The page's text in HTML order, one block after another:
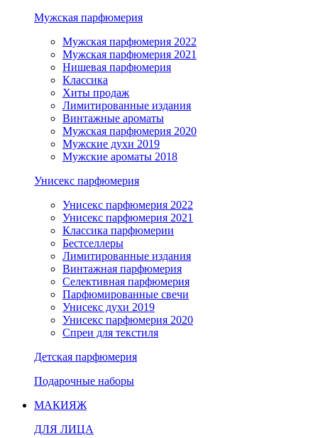
Мужская парфюмерия
Мужская парфюмерия 2022
Мужская парфюмерия 2021
Нишевая парфюмерия
Классика
Хиты продаж
Лимитированные издания
Винтажные ароматы
Мужская парфюмерия 2020
Мужские духи 2019
Мужские ароматы 2018
Унисекс парфюмерия
Унисекс парфюмерия 2022
Унисекс парфюмерия 2021
Классика парфюмерии
Бестселлеры
Лимитированные издания
Винтажная парфюмерия
Селективная парфюмерия
Парфюмированные свечи
Унисекс духи 2019
Унисекс парфюмерия 2020
Спреи для текстиля
Детская парфюмерия
Подарочные наборы
МАКИЯЖ
ДЛЯ ЛИЦА